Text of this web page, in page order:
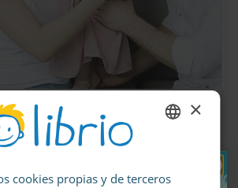
el desarrollo del
GERMAN
×
cookies propias y de terceros